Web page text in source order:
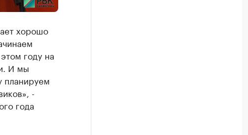
хорошо
году на
И мы
планируем
-
года